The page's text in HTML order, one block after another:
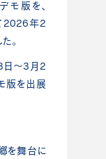
モ版を、
2026年2
。
日～3月2
版を出展
郷を舞台に